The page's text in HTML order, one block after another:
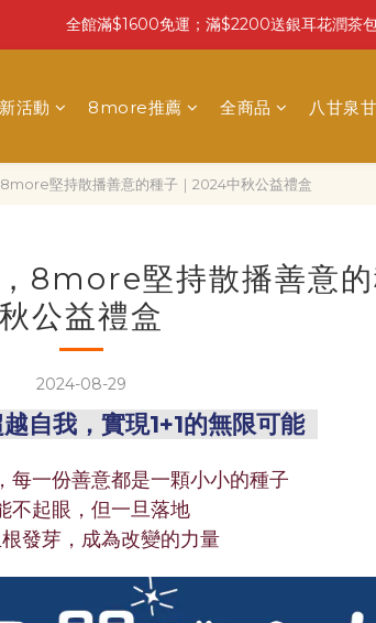
全館滿$1600免運；滿$2200送銀耳花潤茶
活動 8more推薦 全商品 八甘泉
8more堅持散播善意的種子｜2024中秋公益禮盒
8more堅持散播善意
秋公益禮盒
2024-08-29
自我，實現1+1的無限可能
每一份善意都是一顆小小的種子
不起眼，但一旦落地
發芽，成為改變的力量